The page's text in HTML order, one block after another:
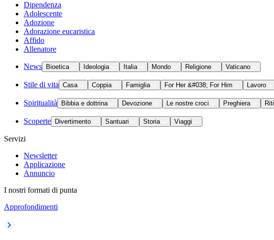
Dipendenza
Adolescente
Adozione
Adorazione eucaristica
Affido
Allenatore
News Bioetica Ideologia Italia Mondo Religione Vaticano
Stile di vita Casa Coppia Famiglia For Her &#038; For Him Lavoro
Spiritualità Bibbia e dottrina Devozione Le nostre croci Preghiera Riti
Scoperte Divertimento Santuari Storia Viaggi
Servizi
Newsletter
Applicazione
Annuncio
I nostri formati di punta
Approfondimenti